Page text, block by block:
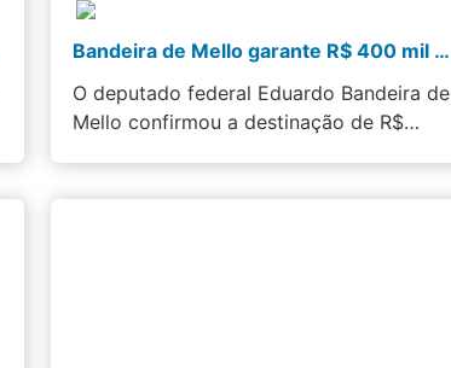
Bandeira de Mello garante R$ 400 mil para fortalecer a saúde pública em Itaguaí
O deputado federal Eduardo Bandeira de
Mello confirmou a destinação de R$…